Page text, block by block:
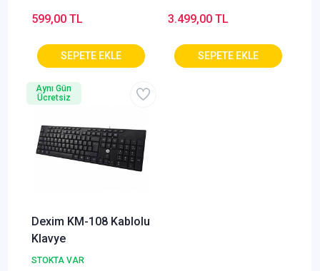
Klavye
599,00 TL 3.499,00 TL
Dexim KM-108 Kablolu
Klavye
STOKTA VAR
Aynı Gün
Ücretsiz